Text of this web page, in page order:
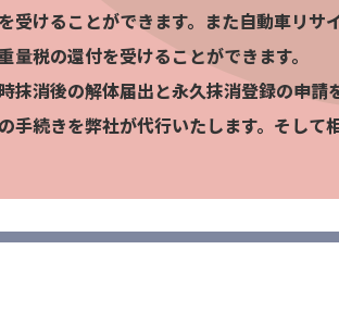
受けることができます。また自動車リサ
税の還付を受けることができます。
抹消後の解体届出と永久抹消登録の申請
手続きを弊社が代行いたします。そして